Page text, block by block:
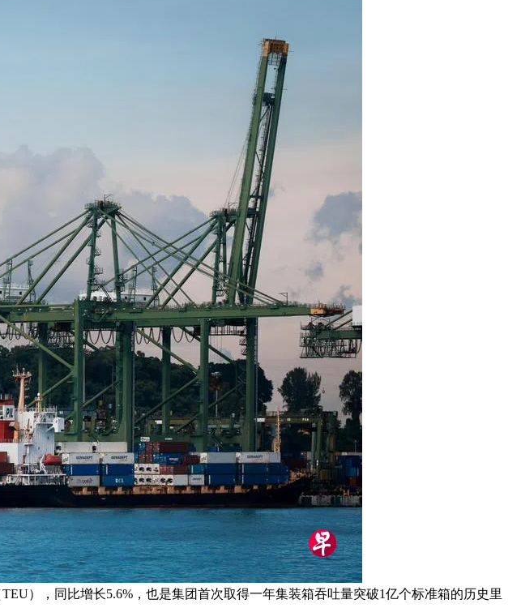
），同比增长5.6%，也是集团首次取得一年集装箱吞吐量突破1亿个标准箱的历史里